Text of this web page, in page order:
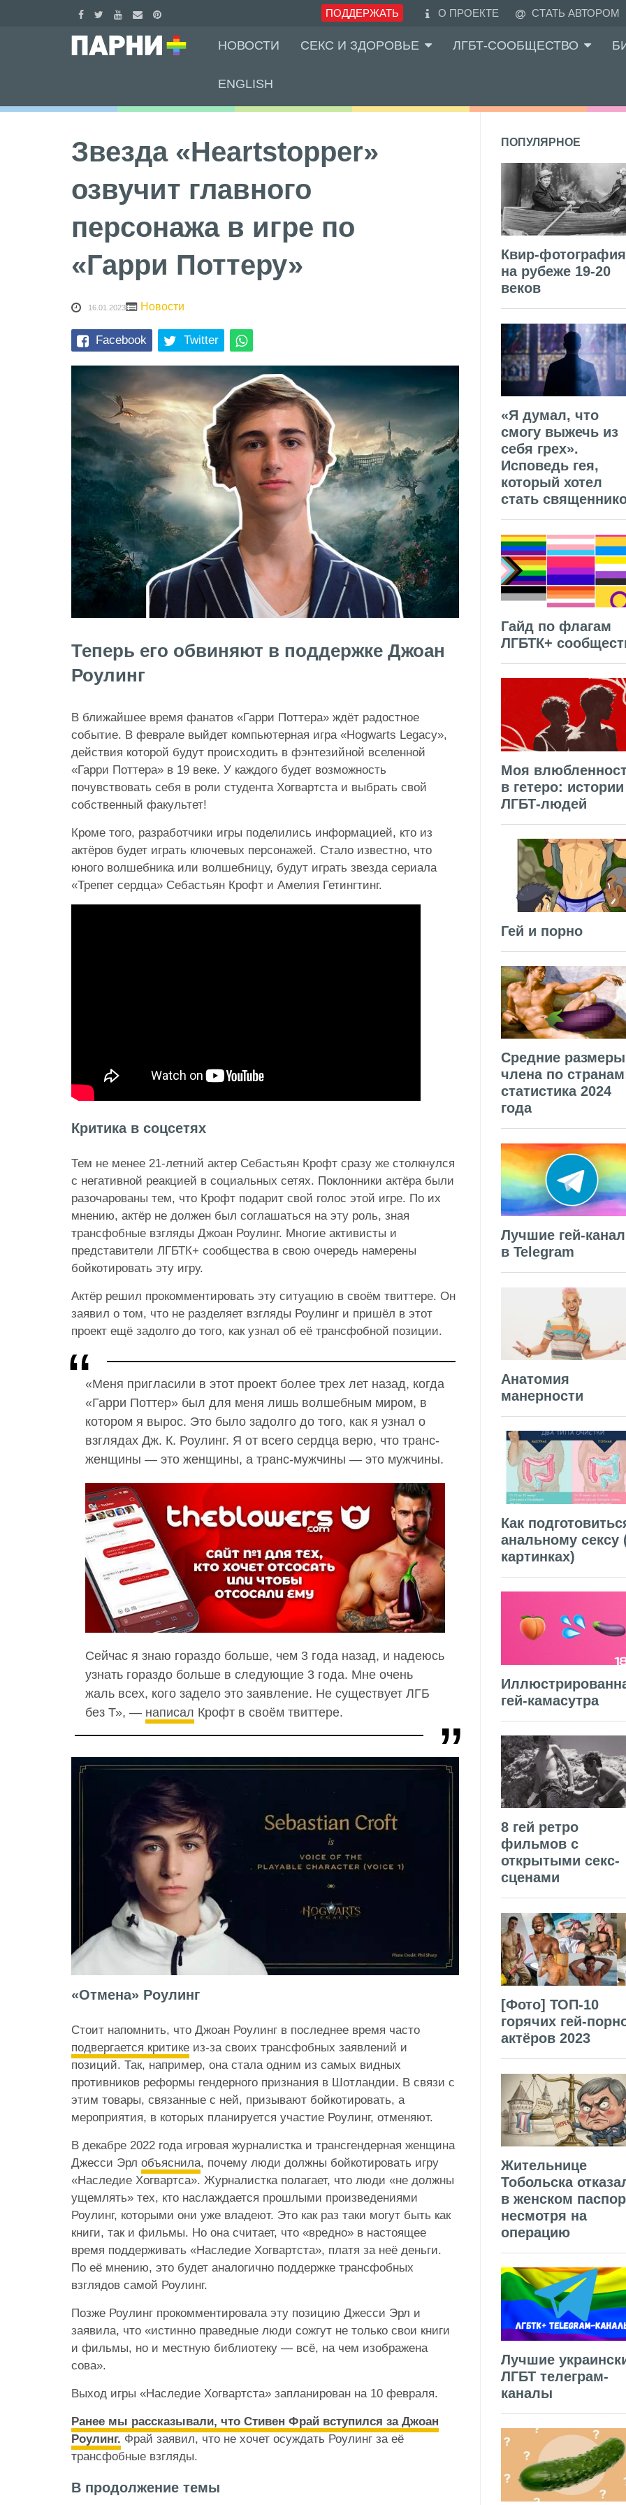
ПОДДЕРЖАТЬ О ПРОЕКТЕ СТАТЬ АВТОРОМ
НОВОСТИ СЕКС И ЗДОРОВЬЕ ЛГБТ-СООБЩЕСТВО
ENGLISH
Звезда «Heartstopper»
озвучит главного
персонажа в игре по
«Гарри Поттеру»
16.01.2023 Новости
Facebook Twitter
Теперь его обвиняют в поддержке Джоан
Роулинг
В ближайшее время фанатов «Гарри Поттера» ждёт радостное
событие. В феврале выйдет компьютерная игра «Hogwarts Legacy»,
действия которой будут происходить в фэнтезийной вселенной
«Гарри Поттера» в 19 веке. У каждого будет возможность
почувствовать себя в роли студента Хогвартста и выбрать свой
собственный факультет!
Кроме того, разработчики игры поделились информацией, кто из
актёров будет играть ключевых персонажей. Стало известно, что
юного волшебника или волшебницу, будут играть звезда сериала
«Трепет сердца» Себастьян Крофт и Амелия Гетингтинг.
Критика в соцсетях
Тем не менее 21-летний актер Себастьян Крофт сразу же столкнулся
с негативной реакцией в социальных сетях. Поклонники актёра были
разочарованы тем, что Крофт подарит свой голос этой игре. По их
мнению, актёр не должен был соглашаться на эту роль, зная
трансфобные взгляды Джоан Роулинг. Многие активисты и
представители ЛГБТК+ сообщества в свою очередь намерены
бойкотировать эту игру.
Актёр решил прокомментировать эту ситуацию в своём твиттере. Он
заявил о том, что не разделяет взгляды Роулинг и пришёл в этот
проект ещё задолго до того, как узнал об её трансфобной позиции.
«Меня пригласили в этот проект более трех лет назад, когда
«Гарри Поттер» был для меня лишь волшебным миром, в
котором я вырос. Это было задолго до того, как я узнал о
взглядах Дж. К. Роулинг. Я от всего сердца верю, что транс-
женщины — это женщины, а транс-мужчины — это мужчины.
Сейчас я знаю гораздо больше, чем 3 года назад, и надеюсь
узнать гораздо больше в следующие 3 года. Мне очень
жаль всех, кого задело это заявление. Не существует ЛГБ
без Т», — написал Крофт в своём твиттере.
«Отмена» Роулинг
Стоит напомнить, что Джоан Роулинг в последнее время часто
подвергается критике из-за своих трансфобных заявлений и
позиций. Так, например, она стала одним из самых видных
противников реформы гендерного признания в Шотландии. В связи с
этим товары, связанные с ней, призывают бойкотировать, а
мероприятия, в которых планируется участие Роулинг, отменяют.
В декабре 2022 года игровая журналистка и трансгендерная женщина
Джесси Эрл объяснила, почему люди должны бойкотировать игру
«Наследие Хогвартса». Журналистка полагает, что люди «не должны
ущемлять» тех, кто наслаждается прошлыми произведениями
Роулинг, которыми они уже владеют. Это как раз таки могут быть как
книги, так и фильмы. Но она считает, что «вредно» в настоящее
время поддерживать «Наследие Хогвартста», платя за неё деньги.
По её мнению, это будет аналогично поддержке трансфобных
взглядов самой Роулинг.
Позже Роулинг прокомментировала эту позицию Джесси Эрл и
заявила, что «истинно праведные люди сожгут не только свои книги
и фильмы, но и местную библиотеку — всё, на чем изображена
сова».
Выход игры «Наследие Хогвартста» запланирован на 10 февраля.
Ранее мы рассказывали, что Стивен Фрай вступился за Джоан
Роулинг. Фрай заявил, что не хочет осуждать Роулинг за её
трансфобные взгляды.
В продолжение темы
ПОПУЛЯРНОЕ
Квир-фотография
на рубеже 19-20
веков
«Я думал, что
смогу выжечь из
себя грех».
Исповедь гея,
который хотел
стать
Гайд по флагам
ЛГБТК+
Моя
в гетеро: истории
ЛГБТ-людей
Гей и порно
Средние размеры
члена по
статистика 2024
года
Лучшие гей-
в Telegram
Анатомия
манерности
Как
анальному сексу
картинках)
гей-камасутра
8 гей ретро
фильмов с
открытыми секс-
сценами
[Фото] ТОП-10
горячих гей-
актёров 2023
Жительнице
Тобольска
в женском
несмотря на
операцию
Лучшие
ЛГБТ телеграм-
каналы